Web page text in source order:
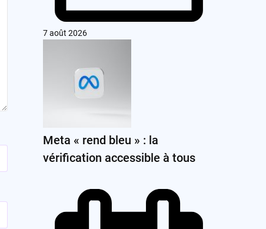
7 août 2026
Meta « rend bleu » : la
vérification accessible à tous